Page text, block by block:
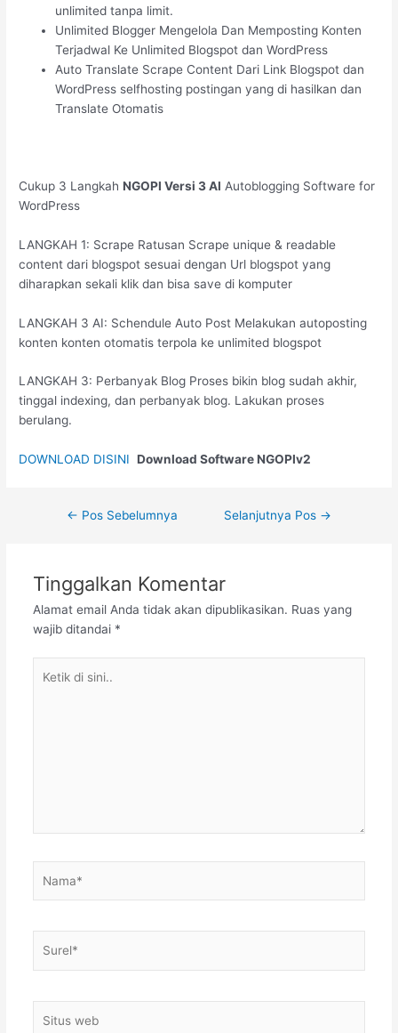
unlimited tanpa limit.
Unlimited Blogger Mengelola Dan Memposting Konten
Terjadwal Ke Unlimited Blogspot dan WordPress
Auto Translate Scrape Content Dari Link Blogspot dan
WordPress selfhosting postingan yang di hasilkan dan
Translate Otomatis
Cukup 3 LangkahNGOPI Versi 3 AI Autoblogging Software for
WordPress
LANGKAH 1: Scrape Ratusan Scrape unique & readable
content dari blogspot sesuai dengan Url blogspot yang
diharapkan sekali klik dan bisa save di komputer
LANGKAH 3 AI: Schendule Auto Post Melakukan autoposting
konten konten otomatis terpola ke unlimited blogspot
LANGKAH 3: Perbanyak Blog Proses bikin blog sudah akhir,
tinggal indexing, dan perbanyak blog. Lakukan proses
berulang.
DOWNLOAD DISINI Download Software NGOPIv2
← Pos Sebelumnya Selanjutnya Pos →
Tinggalkan Komentar
Alamat email Anda tidak akan dipublikasikan. Ruas yang
wajib ditandai *
web